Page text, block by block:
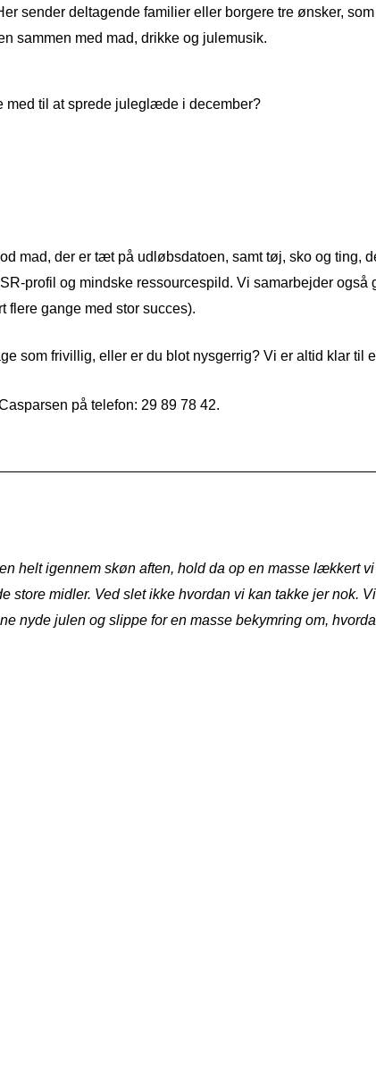
sender deltagende familier eller borgere tre ønsker,
sammen med mad, drikke og julemusik.
med til at sprede juleglæde i december?
mad, der er tæt på udløbsdatoen, samt tøj, sko og ting,
profil og mindske ressourcespild. Vi samarbejder også
flere gange med stor succes).
som frivillig, eller er du blot nysgerrig? Vi er altid klar til
på telefon: 29 89 78 42.
helt igennem skøn aften, hold da op en masse lækkert
store midler. Ved slet ikke hvordan vi kan takke jer nok.
nyde julen og slippe for en masse bekymring om,